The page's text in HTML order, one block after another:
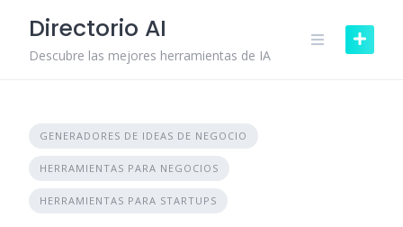
content
Directorio AI
Descubre las mejores herramientas de IA
GENERADORES DE IDEAS DE NEGOCIO
HERRAMIENTAS PARA NEGOCIOS
HERRAMIENTAS PARA STARTUPS